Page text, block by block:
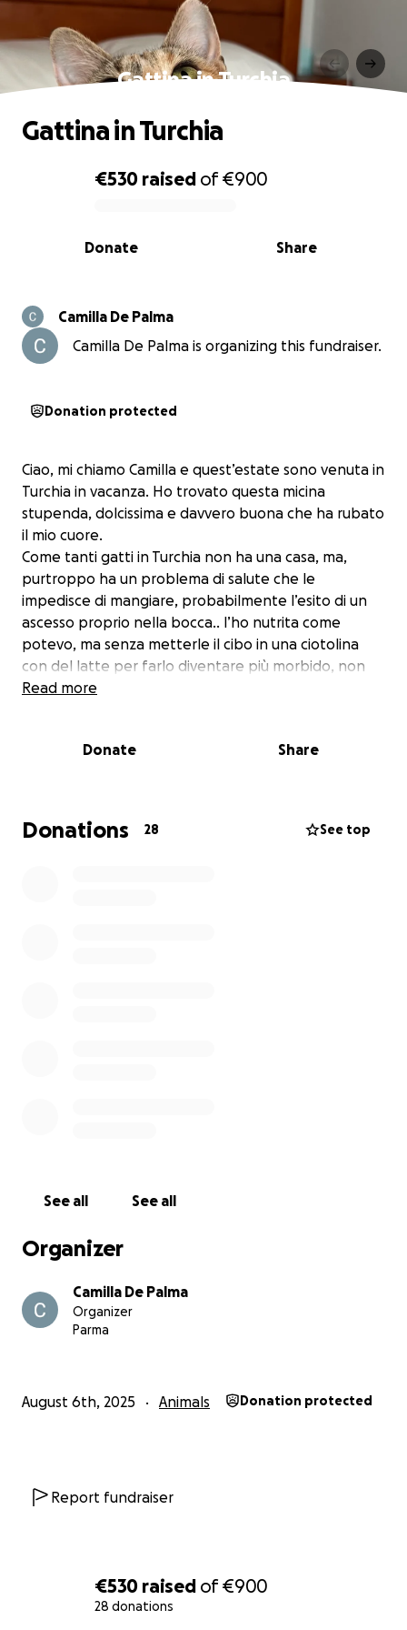
€530 raised of€900
28 donations
Gattina in Turchia
0% complete
€530 raised of€900
Share
Donate
Gattina in Turchia
Camilla De Palma
Camilla De Palma is organizing this fundraiser.
Donation protected
Ciao, mi chiamo Camilla e quest’estate sono venuta in
Turchia in vacanza. Ho trovato questa micina
stupenda, dolcissima e davvero buona che ha rubato
il mio cuore.
Come tanti gatti in Turchia non ha una casa, ma,
purtroppo ha un problema di salute che le
impedisce di mangiare, probabilmente l’esito di un
ascesso proprio nella bocca.. l’ho nutrita come
potevo, ma senza metterle il cibo in una ciotolina
con del latte per farlo diventare più morbido, non
riusciva a nutrirsi. Nessuno qui avrebbe tale premura..
persona meravigliosa, che però ne ha tantissimi e
Domani la porteranno dal veterinario. Ho già
provveduto a saldare il prezzo della pensione (un
Read more
Donate Share
Donations 28 See top
See all See all
Organizer
Camilla De Palma
Organizer
Parma
August 6th, 2025 Animals Donation protected
Report fundraiser